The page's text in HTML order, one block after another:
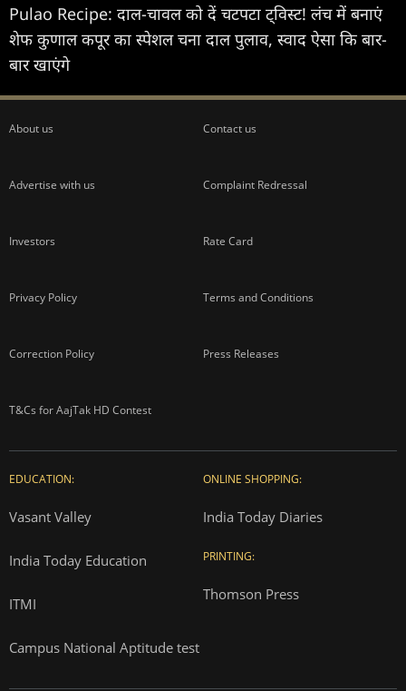
Pulao Recipe: दाल-चावल को दें चटपटा ट्विस्ट! लंच में बनाएं
शेफ कुणाल कपूर का स्पेशल चना दाल पुलाव, स्वाद ऐसा कि बार-
बार खाएंगे
About us Contact us
Advertise with us Complaint Redressal
Investors Rate Card
Privacy Policy Terms and Conditions
Correction Policy Press Releases
T&Cs for AajTak HD Contest
EDUCATION:
Vasant Valley
India Today Education
ITMI
Campus National Aptitude test
ONLINE SHOPPING:
India Today Diaries
PRINTING:
Thomson Press